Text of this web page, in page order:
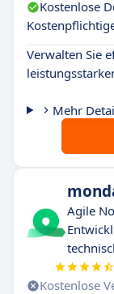
Kostenlose
Verwalten Sie
Mehr
Agile
Kostenlose